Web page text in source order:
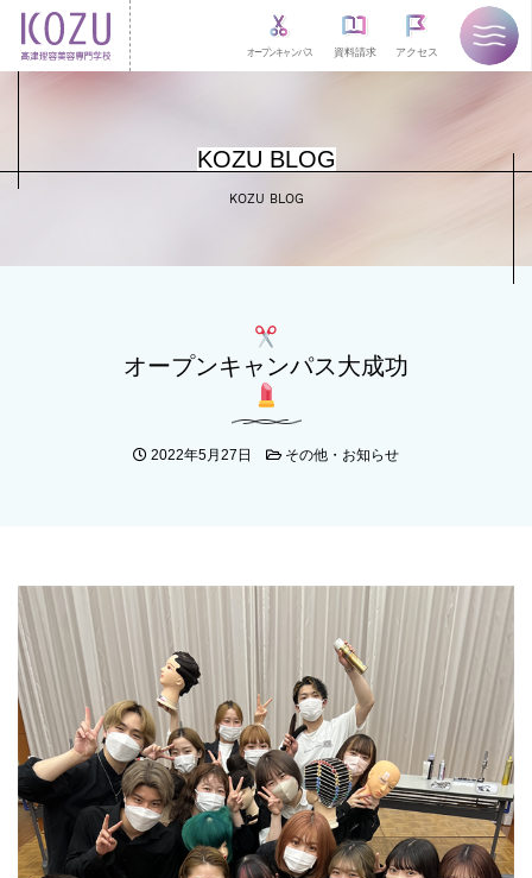
オープンキャンパス 資料請求 アクセス
KOZU BLOG
KOZU BLOG
オープンキャンパス大成功
2022年5月27日 その他・お知らせ